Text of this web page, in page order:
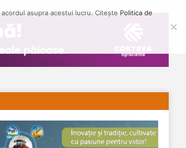
asupra acestui lucru. Citește Politica de